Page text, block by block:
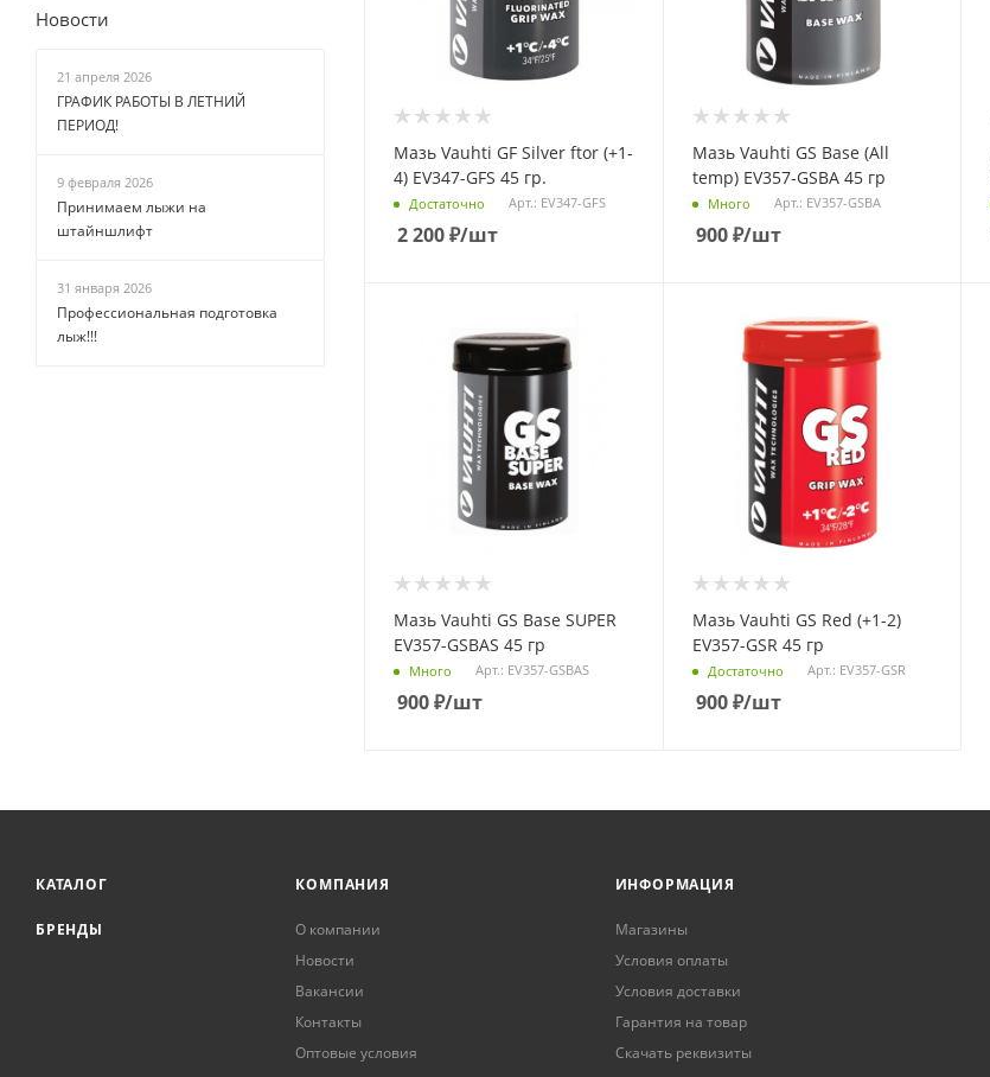
Мазь Vauhti GF Silver ftor (+1-
4) EV347-GFS 45 гр.
Достаточно Арт.: EV347-GFS
2 200₽/шт
Мазь Vauhti GS Base (All
temp) EV357-GSBA 45 гр
Много Арт.: EV357-GSBA
900₽/шт
Мазь Vauhti GS Base SUPER
EV357-GSBAS 45 гр
Много Арт.: EV357-GSBAS
900₽/шт
Мазь Vauhti GS Red (+1-2)
EV357-GSR 45 гр
Достаточно Арт.: EV357-GSR
900₽/шт
Новости
21 апреля 2026
ГРАФИК РАБОТЫ В ЛЕТНИЙ
ПЕРИОД!
9 февраля 2026
Принимаем лыжи на
штайншлифт
31 января 2026
Профессиональная подготовка
лыж!!!
КАТАЛОГ
БРЕНДЫ
КОМПАНИЯ
О компании
Новости
Вакансии
Контакты
Оптовые условия
ИНФОРМАЦИЯ
Магазины
Условия оплаты
Условия доставки
Гарантия на товар
Скачать реквизиты